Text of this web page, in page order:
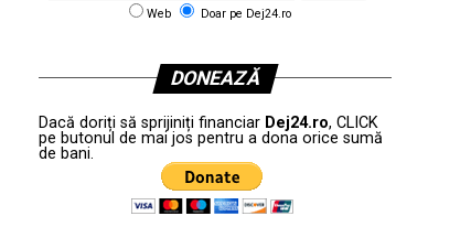
Web Doar pe Dej24.ro
DONEAZĂ
Dacă doriți să sprijiniți financiar Dej24.ro, CLICK
pe butonul de mai jos pentru a dona orice sumă
de bani.